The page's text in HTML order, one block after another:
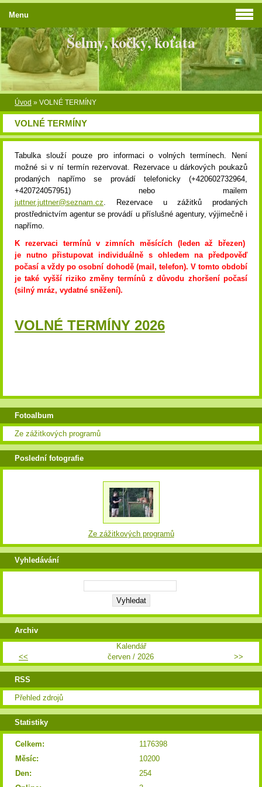
Šelmy, kočky, koťata
Úvod » VOLNÉ TERMÍNY
VOLNÉ TERMÍNY
Tabulka slouží pouze pro informaci o volných termínech. Není
možné si v ní termín rezervovat. Rezervace u dárkových poukazů
prodaných napřímo se provádí telefonicky (+420602732964,
+420724057951) nebo mailem
juttner.juttner@seznam.cz. Rezervace u zážitků prodaných
prostřednictvím agentur se provádí u příslušné agentury, výjimečně i
napřímo.
K rezervaci termínů v zimních měsících (leden až březen)
je nutno přistupovat individuálně s ohledem na předpověď
počasí a vždy po osobní dohodě (mail, telefon). V tomto období
je také vyšší riziko změny termínů z důvodu zhoršení počasí
(silný mráz, vydatné sněžení).
VOLNÉ TERMÍNY 2026
Menu
Fotoalbum
Ze zážitkových programů
Poslední fotografie
Ze zážitkových programů
Vyhledávání
Archiv
Kalendář
<<
červen / 2026 >>
RSS
Přehled zdrojů
Statistiky
Celkem:
1176398
Měsíc:
10200
Den:
254